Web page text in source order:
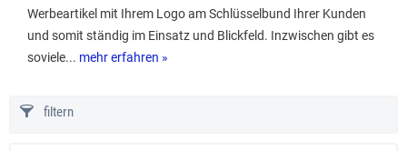
Werbeartikel mit Ihrem Logo am Schlüsselbund Ihrer Kunden
und somit ständig im Einsatz und Blickfeld. Inzwischen gibt es
soviele... mehr erfahren »
filtern